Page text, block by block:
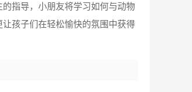
指导，小朋友将学习如何与动物
孩子们在轻松愉快的氛围中获得